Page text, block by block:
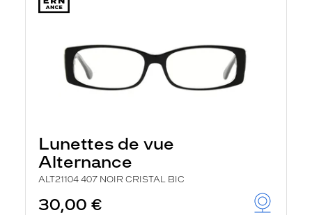
Lunettes de vue
Alternance
ALT21104 407 NOIR CRISTAL BIC
30,00 €